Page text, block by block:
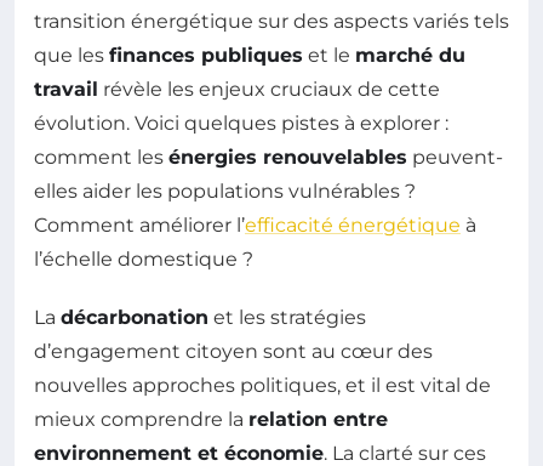
transition énergétique sur des aspects variés tels
que les finances publiques et le marché du
travail révèle les enjeux cruciaux de cette
évolution. Voici quelques pistes à explorer :
comment les énergies renouvelables peuvent-
elles aider les populations vulnérables ?
Comment améliorer l’efficacité énergétique à
l’échelle domestique ?
La décarbonation et les stratégies
d’engagement citoyen sont au cœur des
nouvelles approches politiques, et il est vital de
mieux comprendre la relation entre
environnement et économie. La clarté sur ces